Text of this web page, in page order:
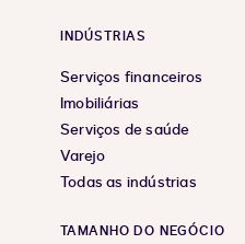
INDÚSTRIAS
Serviços financeiros
Imobiliárias
Serviços de saúde
Varejo
Todas as indústrias
TAMANHO DO NEGÓCIO